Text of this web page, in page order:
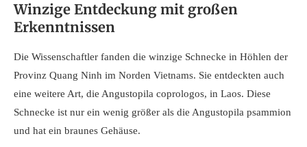
Winzige Entdeckung mit großen
Erkenntnissen
Die Wissenschaftler fanden die winzige Schnecke in Höhlen der
Provinz Quang Ninh im Norden Vietnams. Sie entdeckten auch
eine weitere Art, die Angustopila coprologos, in Laos. Diese
Schnecke ist nur ein wenig größer als die Angustopila psammion
und hat ein braunes Gehäuse.